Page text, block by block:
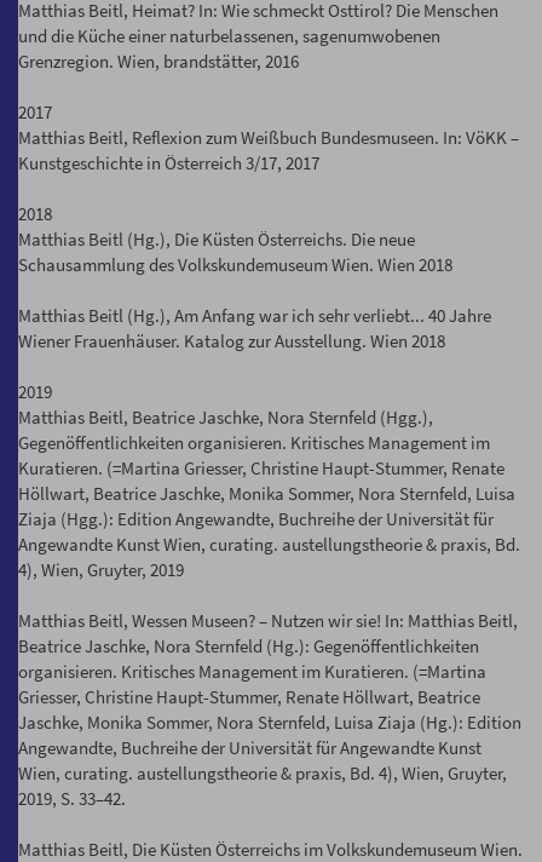
Matthias Beitl, Heimat? In: Wie schmeckt Osttirol? Die Menschen
und die Küche einer naturbelassenen, sagenumwobenen
Grenzregion. Wien, brandstätter, 2016
2017
Matthias Beitl, Reflexion zum Weißbuch Bundesmuseen. In: VöKK –
Kunstgeschichte in Österreich 3/17, 2017
2018
Matthias Beitl (Hg.), Die Küsten Österreichs. Die neue
Schausammlung des Volkskundemuseum Wien. Wien 2018
Matthias Beitl (Hg.), Am Anfang war ich sehr verliebt... 40 Jahre
Wiener Frauenhäuser. Katalog zur Ausstellung. Wien 2018
2019
Matthias Beitl, Beatrice Jaschke, Nora Sternfeld (Hgg.),
Gegenöffentlichkeiten organisieren. Kritisches Management im
Kuratieren. (=Martina Griesser, Christine Haupt-Stummer, Renate
Höllwart, Beatrice Jaschke, Monika Sommer, Nora Sternfeld, Luisa
Ziaja (Hgg.): Edition Angewandte, Buchreihe der Universität für
Angewandte Kunst Wien, curating. austellungstheorie & praxis, Bd.
4), Wien, Gruyter, 2019
Matthias Beitl, Wessen Museen? – Nutzen wir sie! In: Matthias Beitl,
Beatrice Jaschke, Nora Sternfeld (Hg.): Gegenöffentlichkeiten
organisieren. Kritisches Management im Kuratieren. (=Martina
Griesser, Christine Haupt-Stummer, Renate Höllwart, Beatrice
Jaschke, Monika Sommer, Nora Sternfeld, Luisa Ziaja (Hg.): Edition
Angewandte, Buchreihe der Universität für Angewandte Kunst
Wien, curating. austellungstheorie & praxis, Bd. 4), Wien, Gruyter,
2019, S. 33–42.
Matthias Beitl, Die Küsten Österreichs im Volkskundemuseum Wien.